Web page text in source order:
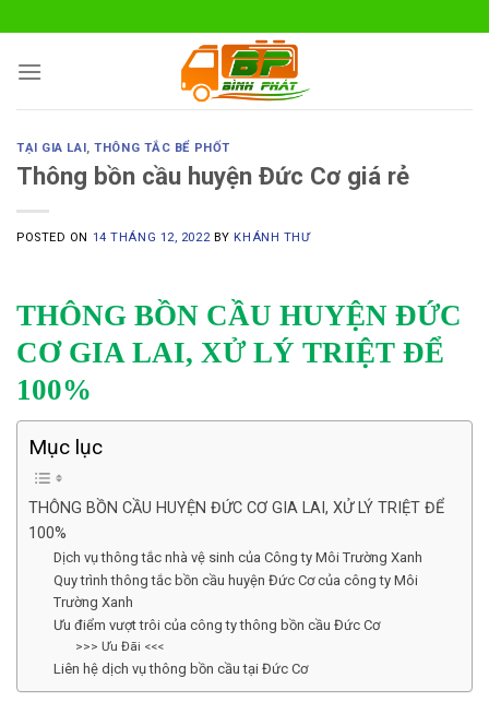
to
content
TẠI GIA LAI,THÔNG TẮC BỂ PHỐT
Thông bồn cầu huyện Đức Cơ giá rẻ
POSTED ON 14 THÁNG 12, 2022 BY KHÁNH THƯ
THÔNG BỒN CẦU HUYỆN ĐỨC
CƠ GIA LAI, XỬ LÝ TRIỆT ĐỂ
100%
Mục lục
THÔNG BỒN CẦU HUYỆN ĐỨC CƠ GIA LAI, XỬ LÝ TRIỆT ĐỂ
100%
Dịch vụ thông tắc nhà vệ sinh của Công ty Môi Trường Xanh
Quy trình thông tắc bồn cầu huyện Đức Cơ của công ty Môi
Trường Xanh
Ưu điểm vượt trôi của công ty thông bồn cầu Đức Cơ
>>> Ưu Đãi <<<
Liên hệ dịch vụ thông bồn cầu tại Đức Cơ